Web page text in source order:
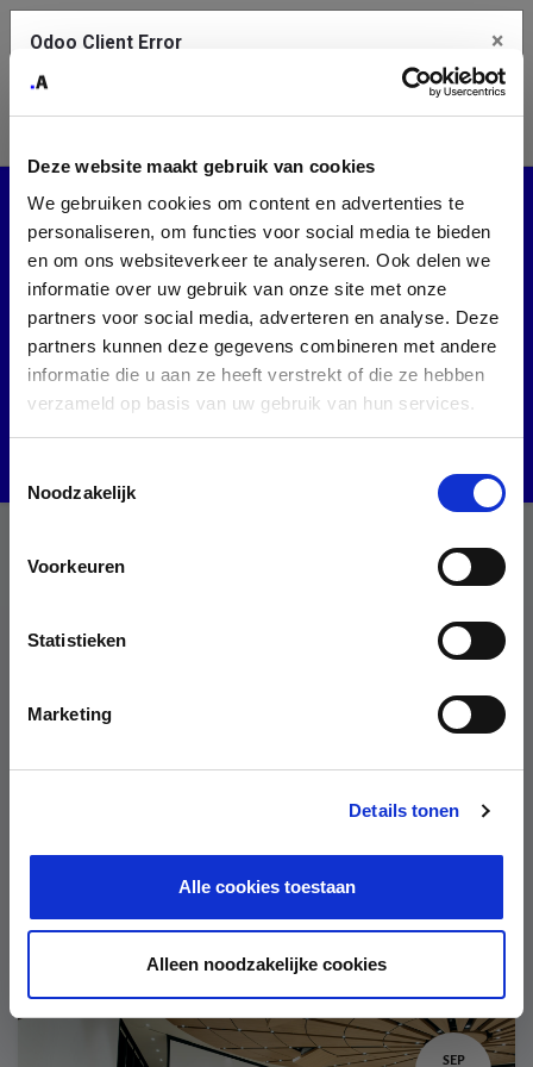
Deze website maakt gebruik van cookies
We gebruiken cookies om content en advertenties te
personaliseren, om functies voor social media te bieden
en om ons websiteverkeer te analyseren. Ook delen we
informatie over uw gebruik van onze site met onze
partners voor social media, adverteren en analyse. Deze
partners kunnen deze gegevens combineren met andere
informatie die u aan ze heeft verstrekt of die ze hebben
verzameld op basis van uw gebruik van hun services.
Noodzakelijk
Voorkeuren
Statistieken
Marketing
Details tonen
Alle cookies toestaan
Alleen noodzakelijke cookies
Events
Tech Belgium CMIB
Upcoming Events
All countries
SEP
03
September 3, 2026-5:30 PM
Bruxelles,Belgium
SEP
Odoo Client Error ×
service.
See details
Ok